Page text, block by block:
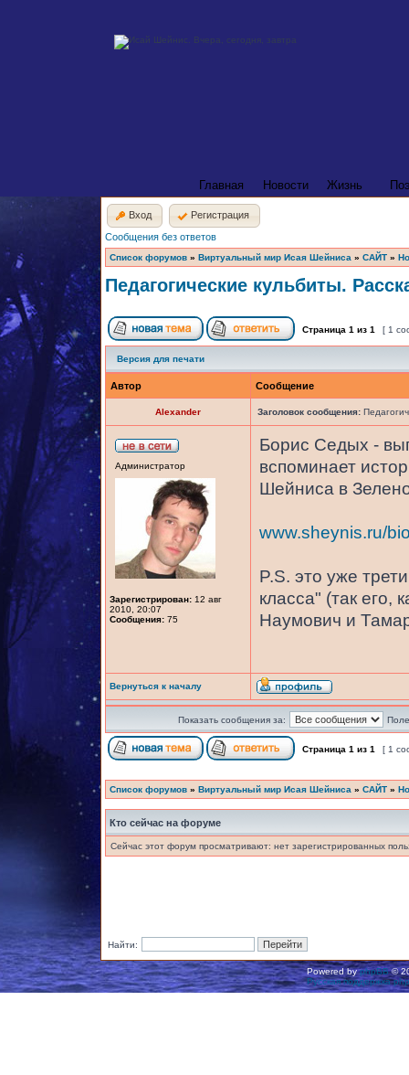
Главная Новости Жизнь
Вход
Регистрация
Сообщения без ответов
Список форумов » Виртуальный мир Исая Шейниса » САЙТ »
Педагогические кульбиты.
Страница 1 из 1 [ 1
Версия для печати
Автор Сообщение
Alexander Заголовок сообщения:
Администратор
Зарегистрирован: 12 авг
2010, 20:07
Сообщения: 75
Борис Седых -
вспоминает
Шейниса в
www.sheynis.ru/
P.S. это уже
класса" (так его,
Наумович и
Вернуться к началу
Показать сообщения за:
Страница 1 из 1 [ 1
Список форумов » Виртуальный мир Исая Шейниса » САЙТ »
Кто сейчас на форуме
Сейчас этот форум просматривают: нет зарегистрированных
Найти:
Powered byphpBB©
Русская поддержка